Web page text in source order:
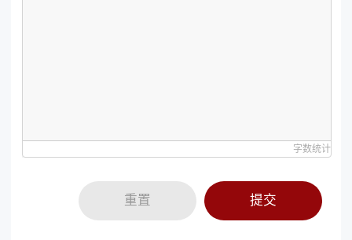
字数统计
重置 提交